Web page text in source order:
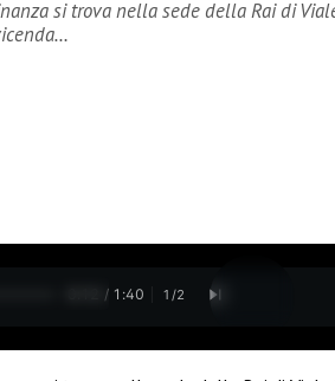
si trova nella sede della Rai di
0:13 / 1:40 1 /2